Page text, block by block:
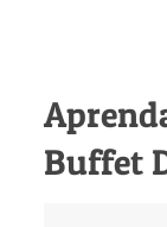
Buffet